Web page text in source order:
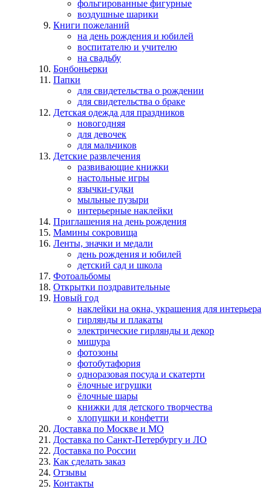
фольгированные фигурные
воздушные шарики
Книги пожеланий
на день рождения и юбилей
воспитателю и учителю
на свадьбу
Бонбоньерки
Папки
для свидетельства о рождении
для свидетельства о браке
Детская одежда для праздников
новогодняя
для девочек
для мальчиков
Детские развлечения
развивающие книжки
настольные игры
язычки-гудки
мыльные пузыри
интерьерные наклейки
Приглашения на день рождения
Мамины сокровища
Ленты, значки и медали
день рождения и юбилей
детский сад и школа
Фотоальбомы
Открытки поздравительные
Новый год
наклейки на окна, украшения для интерьера
гирлянды и плакаты
электрические гирлянды и декор
мишура
фотозоны
фотобутафория
одноразовая посуда и скатерти
ёлочные игрушки
ёлочные шары
книжки для детского творчества
хлопушки и конфетти
Доставка по Москве и МО
Доставка по Санкт-Петербургу и ЛО
Доставка по России
Как сделать заказ
Отзывы
Контакты